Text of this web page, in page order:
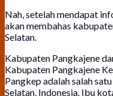
Nah, setelah mendapat
akan membahas
Selatan.
Kabupaten Pangkajene
Kabupaten Pangkajene
Pangkep adalah salah
Selatan, Indonesia. Ibu